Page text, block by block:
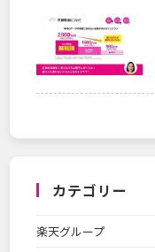
カテゴリー
楽天グループ